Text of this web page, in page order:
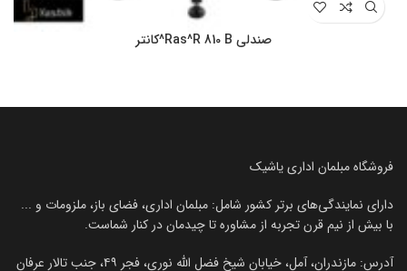
صندلی Ras^R 810 B^کانتر
فروشگاه مبلمان اداری یاشیک
دارای نمایندگی‌های برتر کشور شامل: مبلمان اداری، فضای باز، ملزومات و ...
با بیش از نیم قرن تجربه از مشاوره تا چیدمان در کنار شماست.
آدرس: مازندران، آمل، خیابان شیخ فضل الله نوری، فجر ۴۹، جنب تالار عرفان